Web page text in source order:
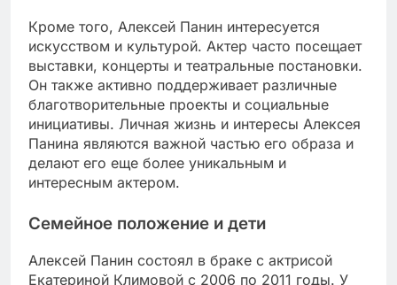
Кроме того, Алексей Панин интересуется
искусством и культурой. Актер часто посещает
выставки, концерты и театральные постановки.
Он также активно поддерживает различные
благотворительные проекты и социальные
инициативы. Личная жизнь и интересы Алексея
Панина являются важной частью его образа и
делают его еще более уникальным и
интересным актером.
Семейное положение и дети
Алексей Панин состоял в браке с актрисой
Екатериной Климовой с 2006 по 2011 годы. У